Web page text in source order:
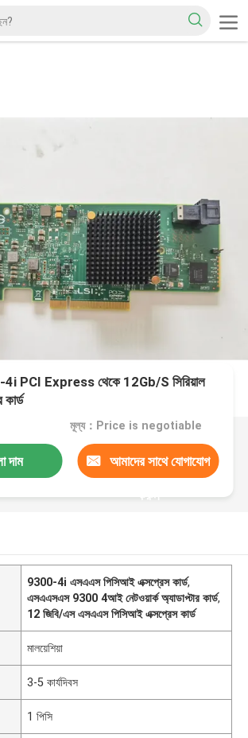
PCI Express থেকে 12Gb/S সিরিয়াল
কার্ড
মূল্য：Price is negotiable
দাম আমাদের সাথে যোগাযোগ
করুন
9300-4i এসএএস পিসিআই এক্সপ্রেস কার্ড,
এসএএসএস 9300 4আই নেটওয়ার্ক অ্যাডাপ্টার কার্ড,
12 জিবি/এস এসএএস পিসিআই এক্সপ্রেস কার্ড
মালয়েশিয়া
3-5 কার্যদিবস
1 পিসি